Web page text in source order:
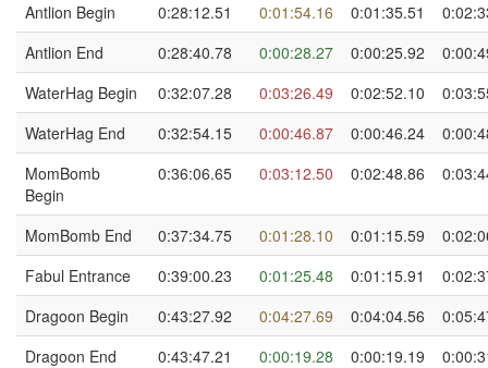
Antlion Begin
0:28:12.51 0:01:54.16 0:01:35.51
Antlion End
0:28:40.78 0:00:28.27 0:00:25.92
WaterHag Begin
0:32:07.28 0:03:26.49 0:02:52.10
WaterHag End
0:32:54.15 0:00:46.87 0:00:46.24
MomBomb
Begin
0:36:06.65 0:03:12.50 0:02:48.86
MomBomb End 0:37:34.75 0:01:28.10 0:01:15.59
Fabul Entrance
0:39:00.23 0:01:25.48 0:01:15.91
Dragoon Begin
0:43:27.92 0:04:27.69 0:04:04.56
Dragoon End
0:43:47.21 0:00:19.28 0:00:19.19